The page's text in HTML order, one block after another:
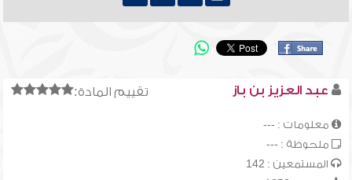
تقييم المادة: عبد العزيز بن باز
معلومات : ---
ملحوظة : ---
المستمعين : 142